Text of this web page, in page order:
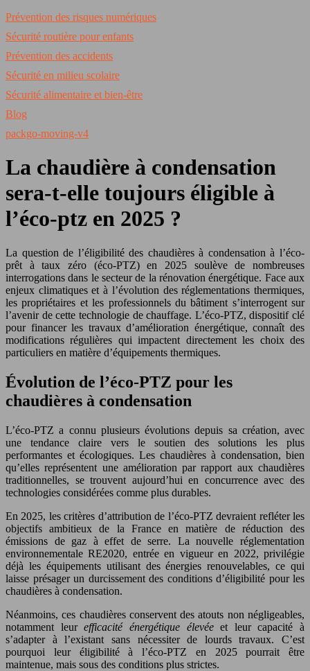
Prévention des risques numériques
Sécurité routière pour enfants
Prévention des accidents
Sécurité en milieu scolaire
Sécurité alimentaire et bien-être
Blog
packgo-moving-v4
La chaudière à condensation
sera-t-elle toujours éligible à
l’éco-ptz en 2025 ?
La question de l’éligibilité des chaudières à condensation à l’éco-
prêt à taux zéro (éco-PTZ) en 2025 soulève de nombreuses
interrogations dans le secteur de la rénovation énergétique. Face aux
enjeux climatiques et à l’évolution des réglementations thermiques,
les propriétaires et les professionnels du bâtiment s’interrogent sur
l’avenir de cette technologie de chauffage. L’éco-PTZ, dispositif clé
pour financer les travaux d’amélioration énergétique, connaît des
modifications régulières qui impactent directement les choix des
particuliers en matière d’équipements thermiques.
Évolution de l’éco-PTZ pour les
chaudières à condensation
L’éco-PTZ a connu plusieurs évolutions depuis sa création, avec
une tendance claire vers le soutien des solutions les plus
performantes et écologiques. Les chaudières à condensation, bien
qu’elles représentent une amélioration par rapport aux chaudières
traditionnelles, se trouvent aujourd’hui en concurrence avec des
technologies considérées comme plus durables.
En 2025, les critères d’attribution de l’éco-PTZ devraient refléter les
objectifs ambitieux de la France en matière de réduction des
émissions de gaz à effet de serre. La nouvelle réglementation
environnementale RE2020, entrée en vigueur en 2022, privilégie
déjà les équipements utilisant des énergies renouvelables, ce qui
laisse présager un durcissement des conditions d’éligibilité pour les
chaudières à condensation.
Néanmoins, ces chaudières conservent des atouts non négligeables,
notamment leurefficacité énergétique élevéeet leur capacité à
s’adapter à l’existant sans nécessiter de lourds travaux. C’est
pourquoi leur éligibilité à l’éco-PTZ en 2025 pourrait être
maintenue, mais sous des conditions plus strictes.